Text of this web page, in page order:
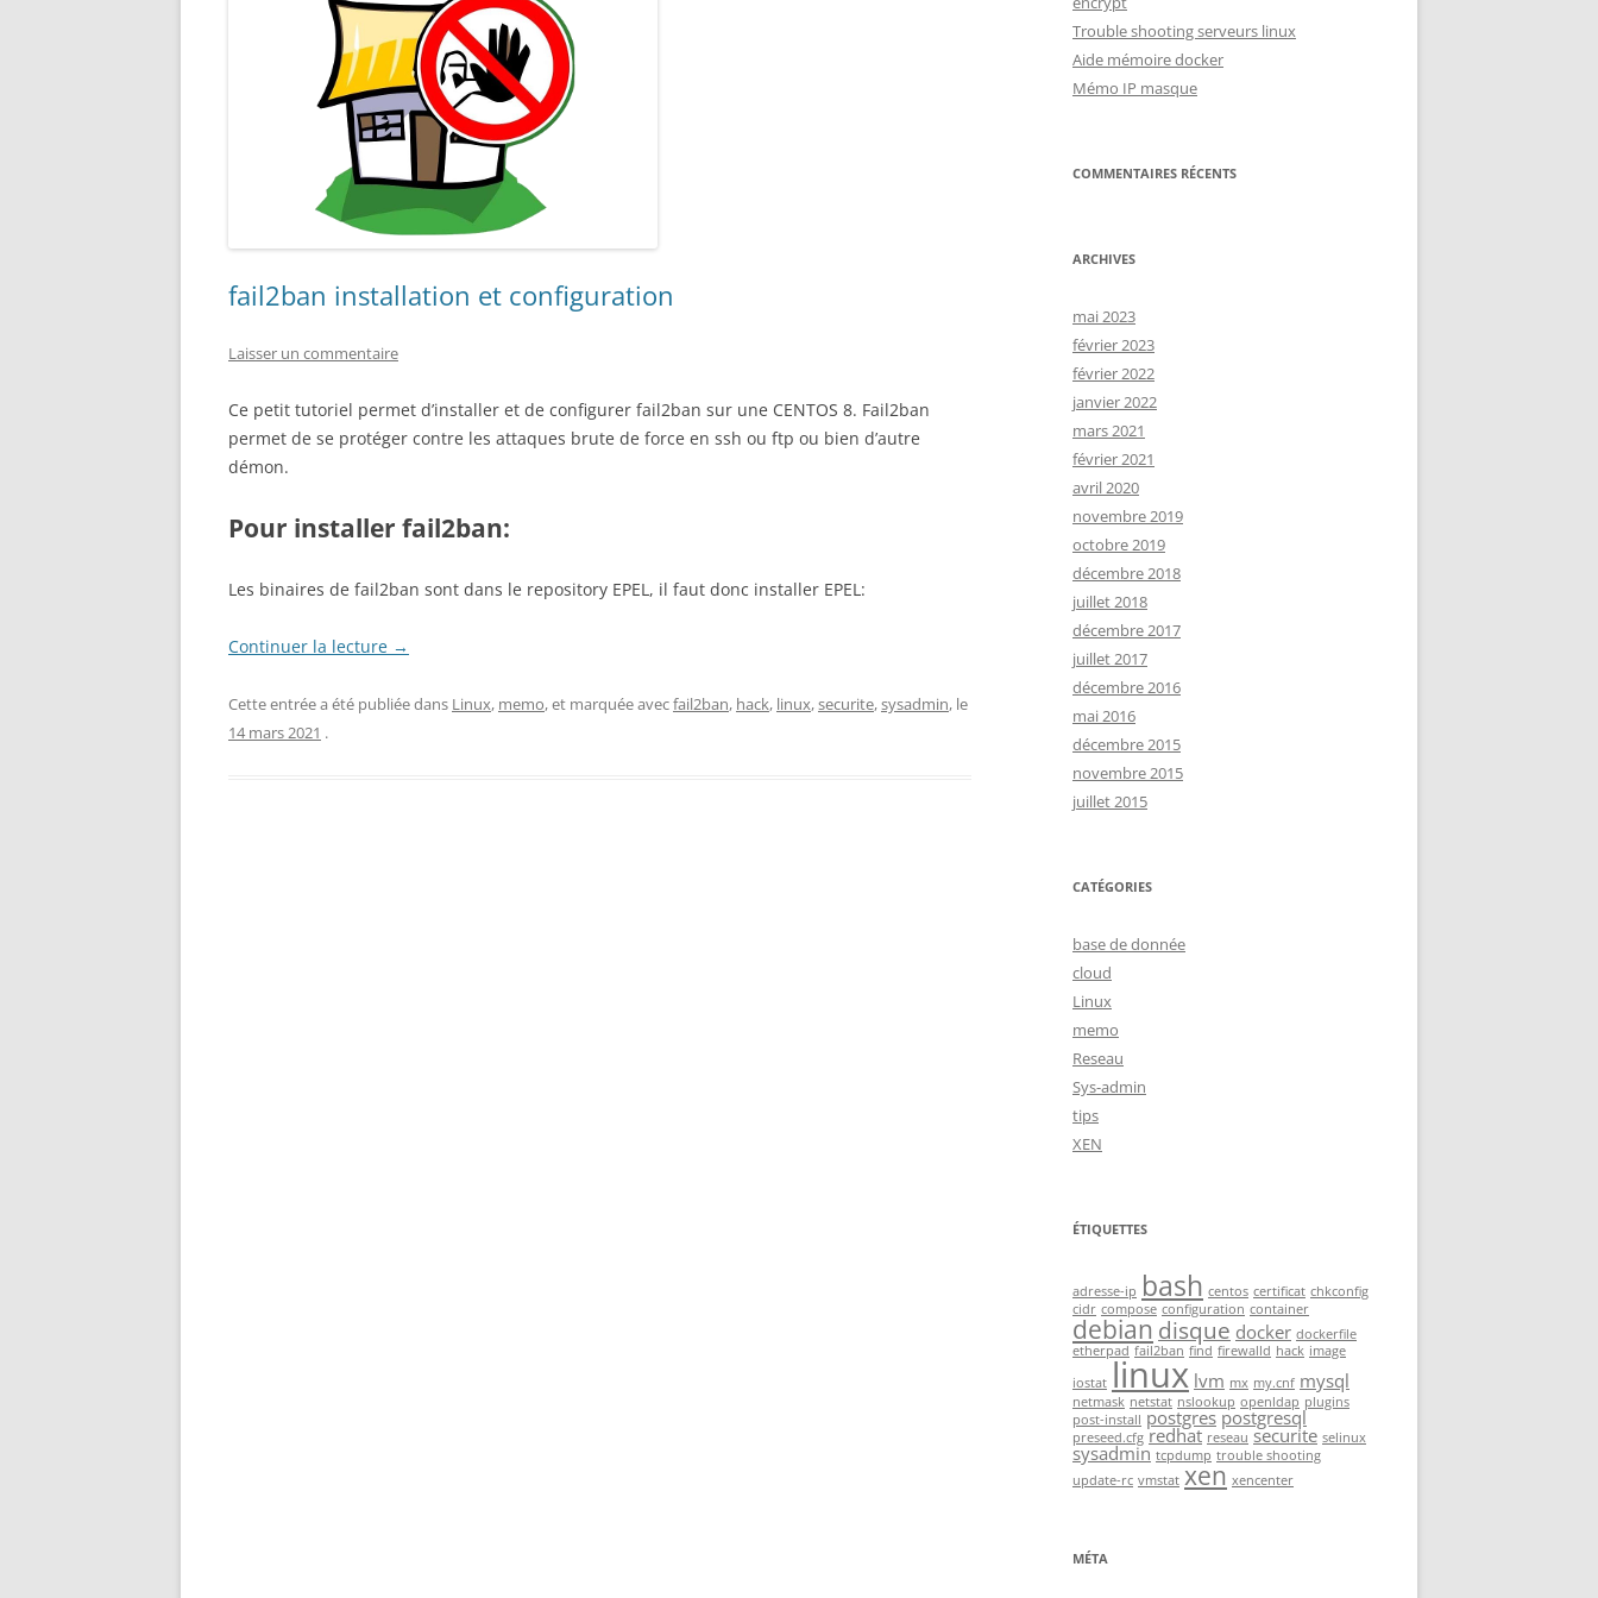
fail2ban installation et configuration
Laisser un commentaire
Ce petit tutoriel permet d’installer et de configurer fail2ban sur une CENTOS 8. Fail2ban
permet de se protéger contre les attaques brute de force en ssh ou ftp ou bien d’autre
démon.
Pour installer fail2ban:
Les binaires de fail2ban sont dans le repository EPEL, il faut donc installer EPEL:
Continuer la lecture →
Cette entrée a été publiée dans Linux, memo, et marquée avecfail2ban, hack, linux,securite,sysadmin, le
14 mars 2021 .
Trouble shooting serveurs linux
Aide mémoire docker
Mémo IP masque
COMMENTAIRES RÉCENTS
ARCHIVES
mai 2023
février 2023
février 2022
janvier 2022
mars 2021
février 2021
avril 2020
novembre 2019
octobre 2019
décembre 2018
juillet 2018
décembre 2017
juillet 2017
décembre 2016
mai 2016
décembre 2015
novembre 2015
juillet 2015
CATÉGORIES
base de donnée
cloud
Linux
memo
Reseau
Sys-admin
tips
XEN
ÉTIQUETTES
adresse-ip bash centos certificat chkconfig
cidr compose configuration container
debian disque docker dockerfile
etherpad fail2ban find firewalld hack image
iostat linux lvm mx my.cnf mysql
netmask netstat nslookup openldap plugins
post-install postgrespostgresql
preseed.cfg redhat reseau securite selinux
sysadmin tcpdump trouble shooting
update-rc vmstat xen xencenter
MÉTA